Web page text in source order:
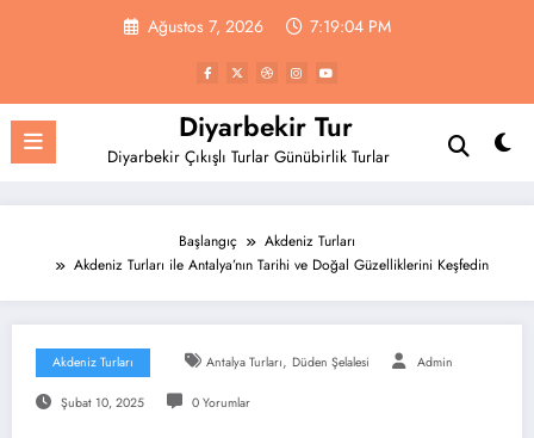
Ağustos 7, 2026 7:19:05 PM
Diyarbekir Tur
Diyarbekir Çıkışlı Turlar Günübirlik Turlar
Başlangıç
Akdeniz Turları
Akdeniz Turları ile Antalya’nın Tarihi ve Doğal Güzelliklerini Keşfedin
Akdeniz Turları Antalya Turları, Düden Şelalesi Admin
Şubat 10, 2025 0 Yorumlar